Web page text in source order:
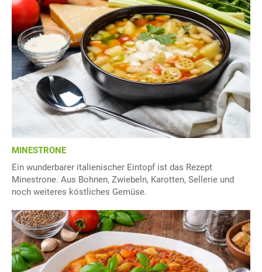
MINESTRONE
Ein wunderbarer italienischer Eintopf ist das Rezept
Minestrone. Aus Bohnen, Zwiebeln, Karotten, Sellerie und
noch weiteres köstliches Gemüse.